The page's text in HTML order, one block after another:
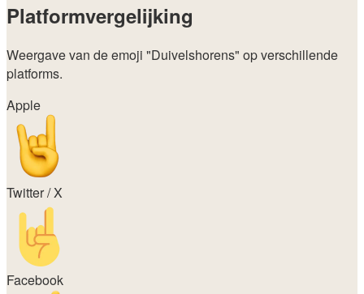
Platformvergelijking
Weergave van de emoji "Duivelshorens" op verschillende
platforms.
Apple
Twitter / X
Facebook